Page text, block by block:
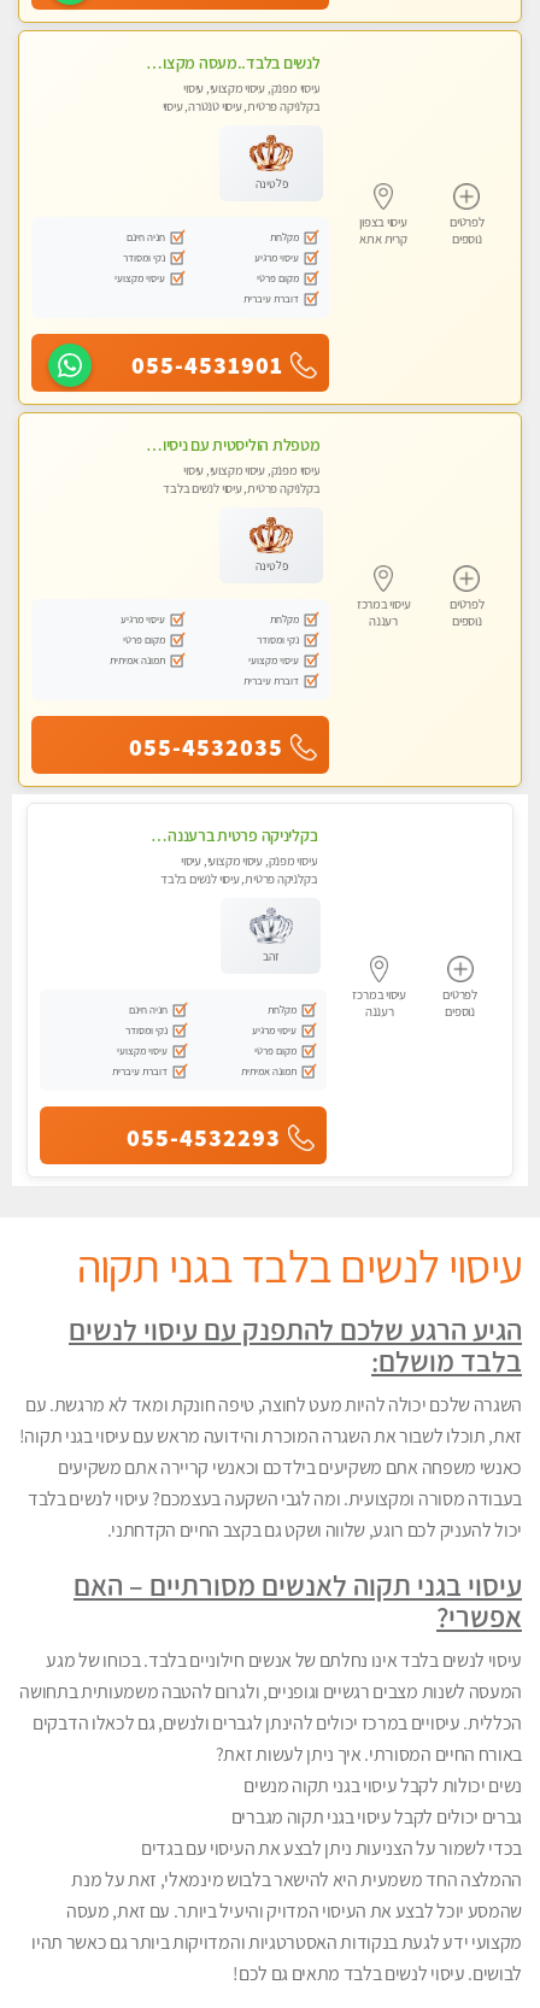
לפרטים
נוספים
עיסוי בצפון
קרית אתא
לנשים בלבד..מעסה מקצועי לנשים בלבד
עיסוי מפנק, עיסוי מקצועי, עיסוי
בקלניקה פרטית, עיסוי טנטרה, עיסוי
פלטינה
מקלחת
חניה חינם
עיסוי מרגיע
נקי ומסודר
מקום פרטי
עיסוי מקצועי
דוברת עיברית
055-4531901
לפרטים
נוספים
עיסוי במרכז
רעננה
מטפלת הוליסטית עם ניסיון מעל עשור. עיסוי הוליסטי לגוף ולנשמה עם שמנים חמים מתאים: לגברים/נשים ונשים בהריון . ומקצועית ברמה גבוהה
עיסוי מפנק, עיסוי מקצועי, עיסוי
בקלניקה פרטית, עיסוי לנשים בלבד
פלטינה
מקלחת
עיסוי מרגיע
נקי ומסודר
מקום פרטי
עיסוי מקצועי
תמונה אמיתית
דוברת עיברית
055-4532035
לפרטים
נוספים
עיסוי במרכז
רעננה
בקליניקה פרטית ברעננה עיסוי לחידוש אנרגיות עיסוי מומלץ מאוד !
עיסוי מפנק, עיסוי מקצועי, עיסוי
בקלניקה פרטית, עיסוי לנשים בלבד
זהב
מקלחת
חניה חינם
עיסוי מרגיע
נקי ומסודר
מקום פרטי
עיסוי מקצועי
תמונה אמיתית
דוברת עיברית
055-4532293
עיסוי לנשים בלבד בגני תקוה
הגיע הרגע שלכם להתפנק עם עיסוי לנשים
בלבד מושלם:
השגרה שלכם יכולה להיות מעט לחוצה, טיפה חונקת ומאד לא מרגשת. עם
זאת, תוכלו לשבור את השגרה המוכרת והידועה מראש עם עיסוי בגני תקוה!
כאנשי משפחה אתם משקיעים בילדכם וכאנשי קריירה אתם משקיעים
בעבודה מסורה ומקצועית. ומה לגבי השקעה בעצמכם? עיסוי לנשים בלבד
יכול להעניק לכם רוגע, שלווה ושקט גם בקצב החיים הקדחתני.
עיסוי בגני תקוה לאנשים מסורתיים – האם
אפשרי?
עיסוי לנשים בלבד אינו נחלתם של אנשים חילוניים בלבד. בכוחו של מגע
המעסה לשנות מצבים רגשיים וגופניים, ולגרום להטבה משמעותית בתחושה
הכללית. עיסויים במרכז יכולים להינתן לגברים ולנשים, גם לכאלו הדבקים
באורח החיים המסורתי. איך ניתן לעשות זאת?
נשים יכולות לקבל עיסוי בגני תקוה מנשים
גברים יכולים לקבל עיסוי בגני תקוה מגברים
בכדי לשמור על הצניעות ניתן לבצע את העיסוי עם בגדים
ההמלצה החד משמעית היא להישאר בלבוש מינמאלי, זאת על מנת
שהמסע יוכל לבצע את העיסוי המדויק והיעיל ביותר. עם זאת, מעסה
מקצועי ידע לגעת בנקודות האסטרטגיות והמדויקות ביותר גם כאשר תהיו
לבושים. עיסוי לנשים בלבד מתאים גם לכם!